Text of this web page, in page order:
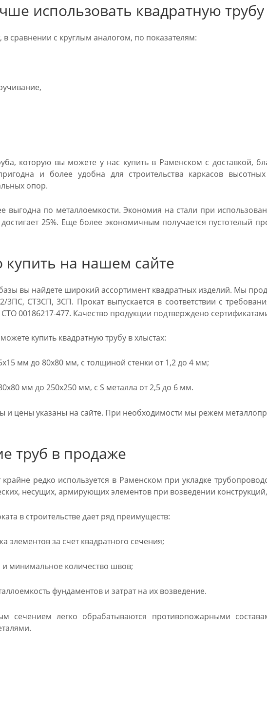
использовать квадратную трубу
в сравнении с круглым аналогом, по показателям:
которую вы можете у нас купить в Раменском с доставкой,
и более удобна для строительства каркасов
опор.
выгодна по металлоемкости. Экономия на стали при
25%. Еще более экономичным получается пустотелый
на нашем сайте
вы найдете широкий ассортимент квадратных изделий. Мы
3ПС, СТ3СП, 3СП. Прокат выпускается в соответствии с
СТО 00186217-477. Качество продукции подтверждено
купить квадратную трубу в хлыстах:
мм до 80х80 мм, с толщиной стенки от 1,2 до 4 мм;
мм до 250х250 мм, с S металла от 2,5 до 6 мм.
и цены указаны на сайте. При необходимости мы режем
труб в продаже
редко используется в Раменском при укладке
несущих, армирующих элементов при возведении
в строительстве дает ряд преимуществ:
элементов за счет квадратного сечения;
и минимальное количество швов;
фундаментов и затрат на их возведение.
сечением легко обрабатываются противопожарными